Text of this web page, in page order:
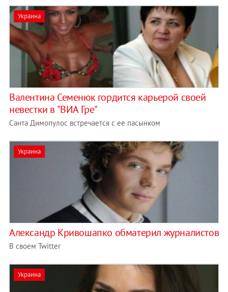
Украина
Валентина Семенюк гордится карьерой своей
невестки в "ВИА Гре"
Санта Димопулос встречается с ее пасынком
Украина
Александр Кривошапко обматерил журналистов
В своем Twitter
Украина